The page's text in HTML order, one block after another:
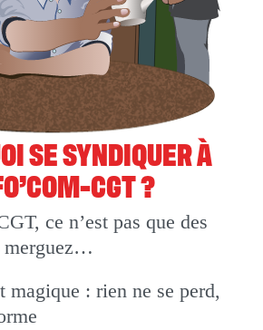
CGT ?
ce n’est pas que des
merguez…
magique : rien ne se perd,